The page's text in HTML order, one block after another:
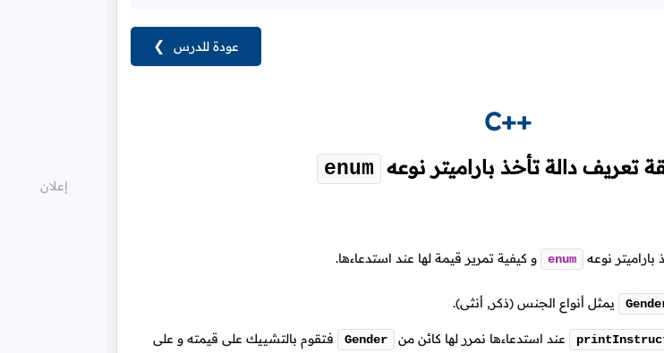
عودة للدرس ❯
C++
تعريف دالة تأخذ باراميتر نوعه enum
نوعه enum و كيفية تمرير قيمة لها عند استدعاءها.
يمثل أنواع الجنس (ذكر, أنثى).
عند استدعاءها نمرر لها كائن من Gender فتقوم بالتشييك على قيمته و على